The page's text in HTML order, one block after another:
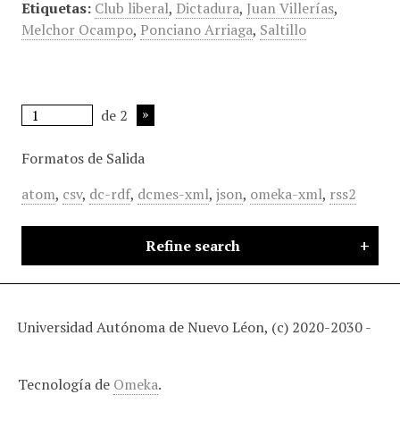
Etiquetas: Club liberal, Dictadura, Juan Villerías,
Melchor Ocampo, Ponciano Arriaga, Saltillo
de 2
Formatos de Salida
atom, csv, dc-rdf, dcmes-xml, json, omeka-xml, rss2
Refine search
Universidad Autónoma de Nuevo Léon, (c) 2020-2030 -
Tecnología de Omeka.